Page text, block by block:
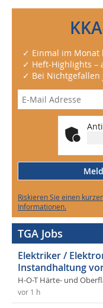
✓ Einmal im Monat
✓ Heft-Highlights –
✓ Bei
Riskieren Sie einen
Informationen.
TGA Jobs
Elektriker /
Instandhaltung
H-O-T Härte- und
vor 1 h